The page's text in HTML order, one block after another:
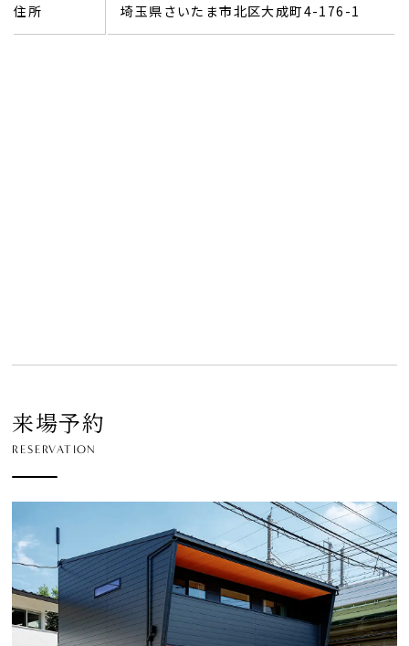
住所 埼玉県さいたま市北区大成町4-176-1
来場予約
RESERVATION